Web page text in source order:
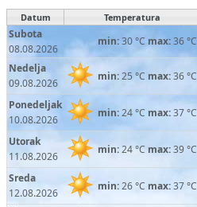
Datum Temperatura
Subota
08.08.2026
min:30 °C max:36 °C
Nedelja
09.08.2026
min:25 °C max:36 °C
Ponedeljak
10.08.2026
min:24 °C max:37 °C
Utorak
11.08.2026
min:24 °C max:39 °C
Sreda
12.08.2026
min:26 °C max:37 °C